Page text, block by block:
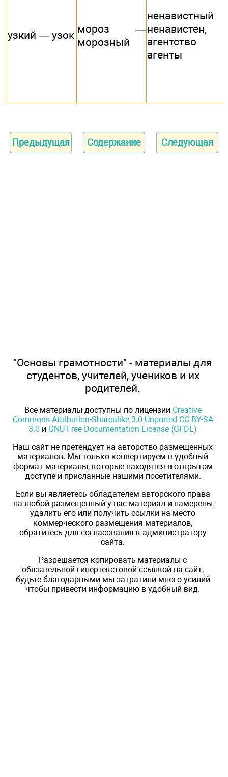
узкий — узок мороз —
морозный
ненавистный
ненавистен,
агентство
агенты
Предыдущая Содержание Следующая
"Основы грамотности" - материалы для
студентов, учителей, учеников и их
родителей.
Все материалы доступны по лицензии Creative
Commons Attribution-Sharealike 3.0 Unported CC BY-SA
3.0 и GNU Free Documentation License (GFDL)
Наш сайт не претендует на авторство размещенных
материалов. Мы только конвертируем в удобный
формат материалы, которые находятся в открытом
доступе и присланные нашими посетителями.
Если вы являетесь обладателем авторского права
на любой размещенный у нас материал и намерены
удалить его или получить ссылки на место
коммерческого размещения материалов,
обратитесь для согласования к администратору
сайта.
Разрешается копировать материалы с
обязательной гипертекстовой ссылкой на сайт,
будьте благодарными мы затратили много усилий
чтобы привести информацию в удобный вид.